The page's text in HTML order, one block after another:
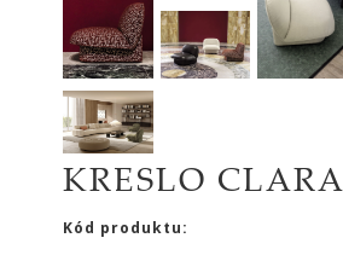
POSTELE
MATRACE
SVIETIDLÁ
KOBERCE
ZRKADLÁ
KRESLO CLARA
Kód produktu: